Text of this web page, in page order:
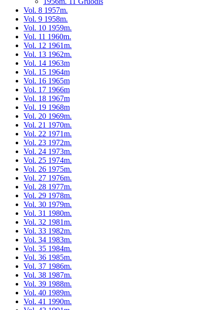
Vol. 8 1957m.
Vol. 9 1958m.
Vol. 10 1959m.
Vol. 11 1960m.
Vol. 12 1961m.
Vol. 13 1962m.
Vol. 14 1963m
Vol. 15 1964m
Vol. 16 1965m
Vol. 17 1966m
Vol. 18 1967m
Vol. 19 1968m
Vol. 20 1969m.
Vol. 21 1970m.
Vol. 22 1971m.
Vol. 23 1972m.
Vol. 24 1973m.
Vol. 25 1974m.
Vol. 26 1975m.
Vol. 27 1976m.
Vol. 28 1977m.
Vol. 29 1978m.
Vol. 30 1979m.
Vol. 31 1980m.
Vol. 32 1981m.
Vol. 33 1982m.
Vol. 34 1983m.
Vol. 35 1984m.
Vol. 36 1985m.
Vol. 37 1986m.
Vol. 38 1987m.
Vol. 39 1988m.
Vol. 40 1989m.
Vol. 41 1990m.